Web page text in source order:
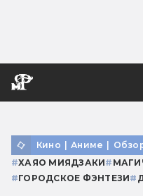
Кино | Аниме |
#ХАЯО МИЯДЗАКИ#
#ГОРОДСКОЕ ФЭНТЕЗИ#